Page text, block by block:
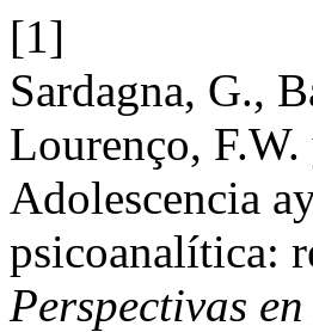
[1]
Sardagna, G.,
Lourenço,
Adolescencia
psicoanalítica:
Perspectivas